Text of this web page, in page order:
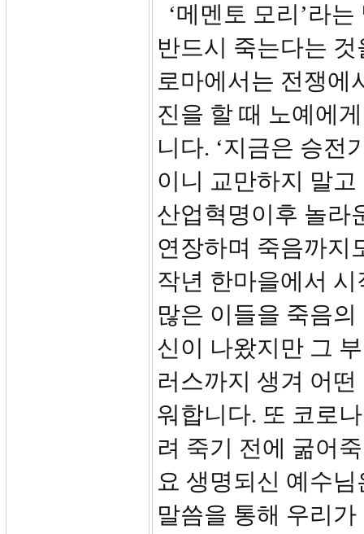
‘메멘토 모리’라
반드시 죽는다는
로마에서는 전쟁에
진을 할 때 노예에
니다. ‘지금은 승전
이니 교만하지 말
산업혁명이후 놀라
연장하며 죽음까지
작년 한마을에서
많은 이들을 죽음
신이 나왔지만 그
러스까지 생겨 어
워합니다. 또 코로
려 죽기 전에 굶어
요 생명되신 예수
말씀을 통해 우리